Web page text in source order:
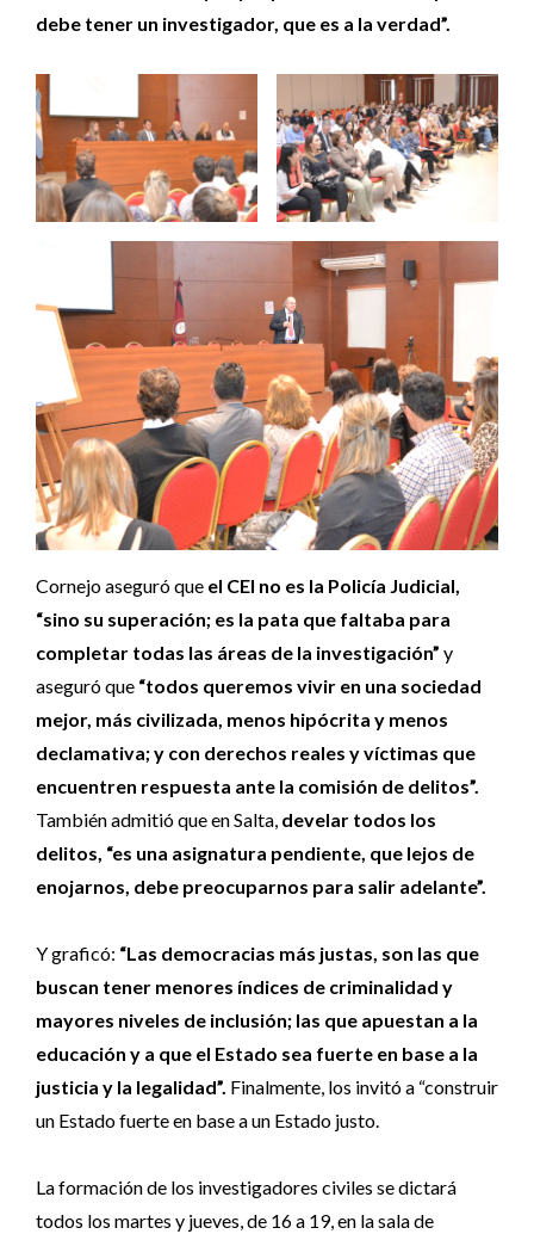
debe tener un investigador, que es a la verdad”.
Cornejo aseguró que el CEI no es la Policía Judicial,
“sino su superación; es la pata que faltaba para
completar todas las áreas de la investigación” y
aseguró que “todos queremos vivir en una sociedad
mejor, más civilizada, menos hipócrita y menos
declamativa; y con derechos reales y víctimas que
encuentren respuesta ante la comisión de delitos”.
También admitió que en Salta, develar todos los
delitos, “es una asignatura pendiente, que lejos de
enojarnos, debe preocuparnos para salir adelante”.
Y graficó: “Las democracias más justas, son las que
buscan tener menores índices de criminalidad y
mayores niveles de inclusión; las que apuestan a la
educación y a que el Estado sea fuerte en base a la
justicia y la legalidad”. Finalmente, los invitó a “construir
un Estado fuerte en base a un Estado justo.
La formación de los investigadores civiles se dictará
todos los martes y jueves, de 16 a 19, en la sala de